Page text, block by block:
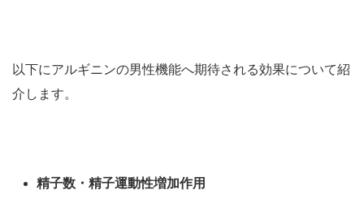
以下にアルギニンの男性機能へ期待される効果について紹
介します。
精子数・精子運動性増加作用